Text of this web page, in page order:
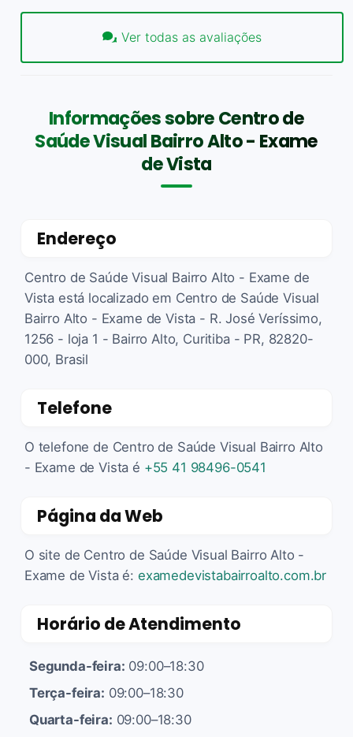
Ver todas as avaliações
Informações sobre Centro de
Saúde Visual Bairro Alto - Exame
de Vista
Endereço
Centro de Saúde Visual Bairro Alto - Exame de
Vista está localizado em Centro de Saúde Visual
Bairro Alto - Exame de Vista - R. José Veríssimo,
1256 - loja 1 - Bairro Alto, Curitiba - PR, 82820-
000, Brasil
Telefone
O telefone de Centro de Saúde Visual Bairro Alto
- Exame de Vista é +55 41 98496-0541
Página da Web
O site de Centro de Saúde Visual Bairro Alto -
Exame de Vista é: examedevistabairroalto.com.br
Horário de Atendimento
Segunda-feira: 09:00–18:30
Terça-feira: 09:00–18:30
Quarta-feira: 09:00–18:30